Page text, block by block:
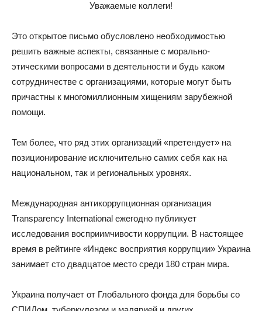
Уважаемые коллеги!
Это открытое письмо обусловлено необходимостью
решить важные аспекты, связанные с морально-
этическими вопросами в деятельности и будь каком
сотрудничестве с организациями, которые могут быть
причастны к многомиллионным хищениям зарубежной
помощи.
Тем более, что ряд этих организаций «претендует» на
позиционирование исключительно самих себя как на
национальном, так и региональных уровнях.
Международная антикоррупционная организация
Transparency International ежегодно публикует
исследования восприимчивости коррупции. В настоящее
время в рейтинге «Индекс восприятия коррупции» Украина
занимает сто двадцатое место среди 180 стран мира.
Украина получает от Глобального фонда для борьбы со